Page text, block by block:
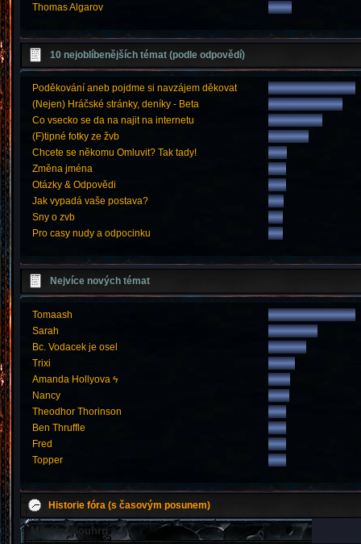
Thomas Algarov
10 nejoblíbenějších témat (podle odpovědí)
Poděkování aneb pojdme si navzájem děkovat
(Nejen) Hráčské stránky, deníky - Beta
Co vsecko se da na najit na internetu
(F)tipné fotky ze žvb
Chcete se někomu Omluvit? Tak tady!
Změna jména
Otázky & Odpovědi
Jak vypadá vaše postava?
Sny o zvb
Pro casy nudy a odpocinku
Nejvíce nových témat
Tomaash
Sarah
Bc. Vodacek je osel
Trixi
Amanda Hollyova ϟ
Nancy
Theodhor Thorinson
Ben Thruffle
Fred
Topper
Historie fóra (s časovým posunem)
Měsíční souhrn